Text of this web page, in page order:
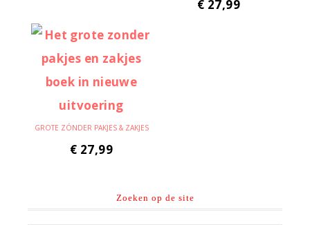
€ 27,99
GROTE ZÓNDER PAKJES & ZAKJES
€ 27,99
Zoeken op de site